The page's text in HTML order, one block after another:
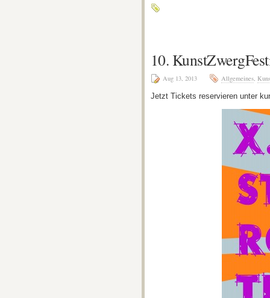
10.
Aug 13, 2013 Allgemeines
Jetzt Tickets reservieren unter